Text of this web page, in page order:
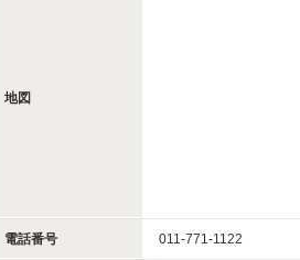
地図
電話番号 011-771-1122